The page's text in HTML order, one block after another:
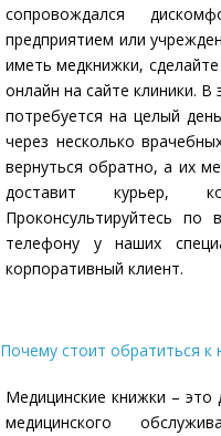
сопровождался
предприятием или
иметь медкнижки,
онлайн на сайте клиники.
потребуется на целый
через несколько
вернуться обратно, а их
доставит курьер,
Проконсультируйтесь
телефону у наших
корпоративный клиент.
Почему стоит обратиться к
Медицинские книжки –
медицинского